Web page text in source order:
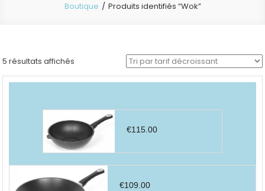
Boutique Produits identifiés “Wok”
5 résultats affichés
par
€115.00
€109.00